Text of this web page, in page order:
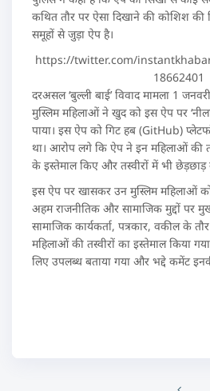
कथित तौर पर ऐसा दिखाने की कोशिश की
समूहों से जुड़ा ऐप है।
https://twitter.com/
18662401
दरअसल ‘बुल्ली बाई’ विवाद मामला 1
मुस्लिम महिलाओं ने खुद को इस ऐप पर
पाया। इस ऐप को गिट हब (GitHub)
था। आरोप लगे कि ऐप ने इन महिलाओं की
के इस्तेमाल किए और तस्वीरों में भी छेड़छाड़
इस ऐप पर खासकर उन मुस्लिम महिलाओं को
अहम राजनीतिक और सामाजिक मुद्दों पर
सामाजिक कार्यकर्ता, पत्रकार, वकील के
महिलाओं की तस्वीरों का इस्तेमाल किया
लिए उपलब्ध बताया गया और भद्दे कमेंट